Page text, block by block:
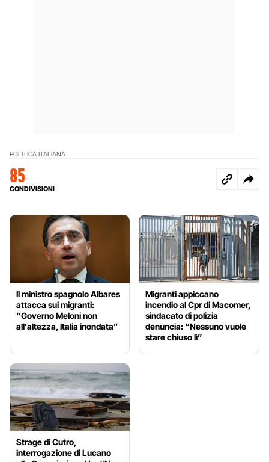
POLITICA ITALIANA
85
CONDIVISIONI
Il ministro spagnolo Albares
attacca sui migranti:
“Governo Meloni non
all’altezza, Italia inondata”
Migranti appiccano
incendio al Cpr di Macomer,
sindacato di polizia
denuncia: “Nessuno vuole
stare chiuso lì”
Strage di Cutro,
interrogazione di Lucano